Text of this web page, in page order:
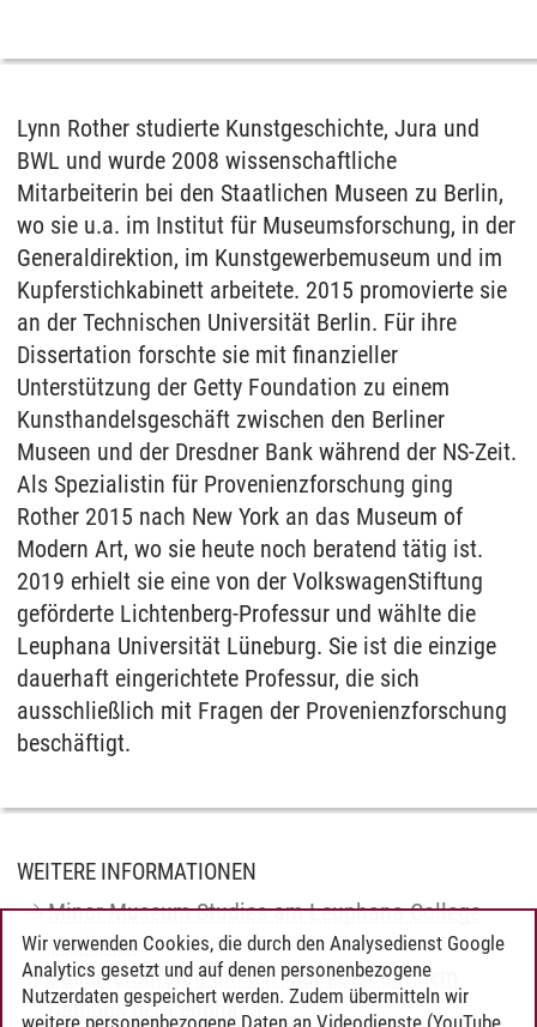
Lynn Rother studierte Kunstgeschichte, Jura und
BWL und wurde 2008 wissenschaftliche
Mitarbeiterin bei den Staatlichen Museen zu Berlin,
wo sie u.a. im Institut für Museumsforschung, in der
Generaldirektion, im Kunstgewerbemuseum und im
Kupferstichkabinett arbeitete. 2015 promovierte sie
an der Technischen Universität Berlin. Für ihre
Dissertation forschte sie mit finanzieller
Unterstützung der Getty Foundation zu einem
Kunsthandelsgeschäft zwischen den Berliner
Museen und der Dresdner Bank während der NS-Zeit.
Als Spezialistin für Provenienzforschung ging
Rother 2015 nach New York an das Museum of
Modern Art, wo sie heute noch beratend tätig ist.
2019 erhielt sie eine von der VolkswagenStiftung
geförderte Lichtenberg-Professur und wählte die
Leuphana Universität Lüneburg. Sie ist die einzige
dauerhaft eingerichtete Professur, die sich
ausschließlich mit Fragen der Provenienzforschung
beschäftigt.
WEITERE INFORMATIONEN
Minor Museum Studies am Leuphana College
studieren
Bachelor-Infotag am 31. Mai 2024 auf dem
Campus der Leuphana
Wir verwenden Cookies, die durch den Analysedienst Google
Analytics gesetzt und auf denen personenbezogene
Nutzerdaten gespeichert werden. Zudem übermitteln wir
weitere personenbezogene Daten an Videodienste (YouTube,